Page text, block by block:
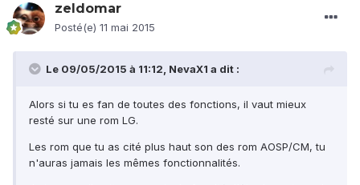
zeldomar
Posté(e) 11 mai 2015
Le 09/05/2015 à 11:12, NevaX1 a dit :
Alors si tu es fan de toutes des fonctions, il vaut mieux
resté sur une rom LG.
Les rom que tu as cité plus haut son des rom AOSP/CM, tu
n'auras jamais les mêmes fonctionnalités.